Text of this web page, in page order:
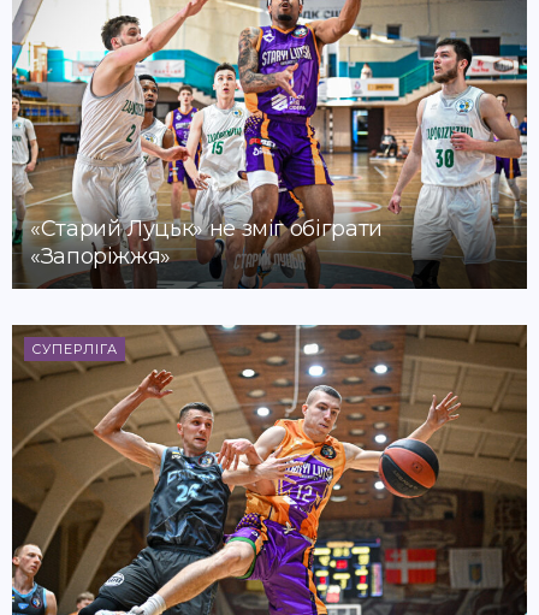
«Старий Луцьк» не зміг обіграти
«Запоріжжя»
СУПЕРЛІГА